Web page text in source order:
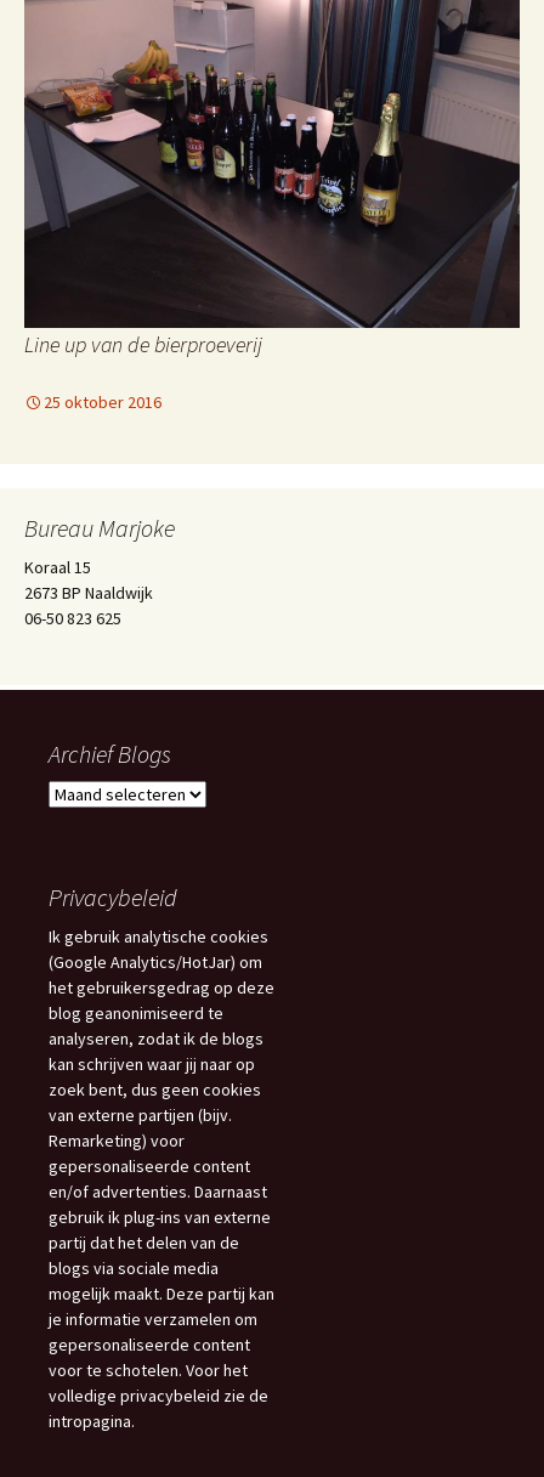
Line up van de bierproeverij
25 oktober 2016
Bureau Marjoke
Koraal 15
2673 BP Naaldwijk
06-50 823 625
Archief Blogs
Archief
Privacybeleid
Ik gebruik analytische cookies
(Google Analytics/HotJar) om
het gebruikersgedrag op deze
blog geanonimiseerd te
analyseren, zodat ik de blogs
kan schrijven waar jij naar op
zoek bent, dus geen cookies
van externe partijen (bijv.
Remarketing) voor
gepersonaliseerde content
en/of advertenties. Daarnaast
gebruik ik plug-ins van externe
partij dat het delen van de
blogs via sociale media
mogelijk maakt. Deze partij kan
je informatie verzamelen om
gepersonaliseerde content
voor te schotelen. Voor het
volledige privacybeleid zie de
intropagina.